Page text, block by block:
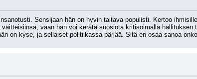
Sensijaan hän on hyvin taitava populisti. Kertoo
vaan hän voi kerätä suosiota kritisoimalla
on kyse, ja sellaiset politiikassa pärjää. Sitä en osaa sanoa